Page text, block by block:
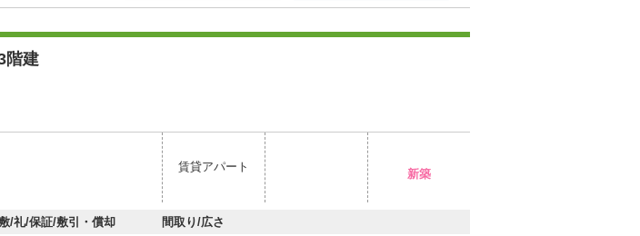
階建
賃貸アパート
新築
/礼/保証/敷引・償却 間取り/広さ